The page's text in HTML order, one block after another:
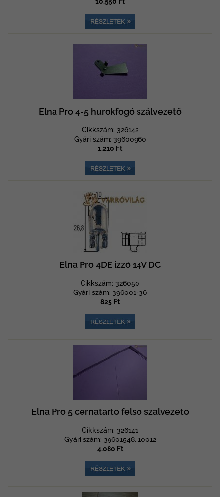
10.550 Ft
Elna Pro 4-5 hurokfogó szálvezető
Cikkszám: 326142
Gyári szám: 39600960
1.210 Ft
Elna Pro 4DE izzó 14V DC
Cikkszám: 326050
Gyári szám: 396001-36
825 Ft
Elna Pro 5 cérnatartó felső szálvezető
Cikkszám: 326141
Gyári szám: 39601548, 10012
4.080 Ft